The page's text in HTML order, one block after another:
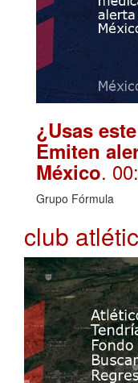
¿Usas
Emiten
México.
Grupo Fórmula
club